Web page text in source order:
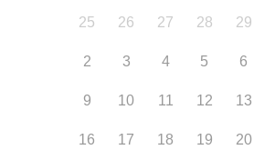
25 26 27 28 29
2 3 4 5 6
9 10 11 12 13
16 17 18 19 20